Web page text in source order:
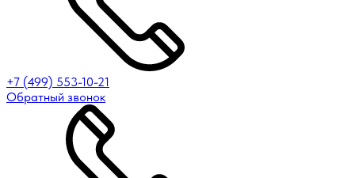
+7 (499) 553-10-21
Обратный звонок